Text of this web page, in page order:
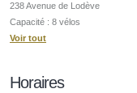
238 Avenue de Lodève
Capacité : 8 vélos
Voir tout
Horaires